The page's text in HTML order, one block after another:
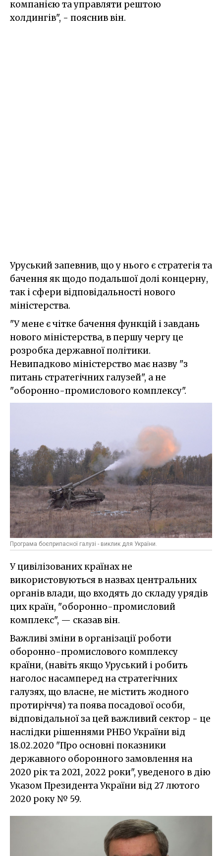
компанією та управляти рештою
холдингів", - пояснив він.
Уруський запевнив, що у нього є стратегія та
бачення як щодо подальшої долі концерну,
так і сфери відповідальності нового
міністерства.
"У мене є чітке бачення функцій і завдань
нового міністерства, в першу чергу це
розробка державної політики.
Невипадково міністерство має назву "з
питань стратегічних галузей", а не
"оборонно-промислового комплексу".
Програма боєприпасної галузі - виклик для України.
У цивілізованих країнах не
використовуються в назвах центральних
органів влади, що входять до складу урядів
цих країн, "оборонно-промисловий
комплекс", — сказав він.
Важливі зміни в організації роботи
оборонно-промислового комплексу
країни, (навіть якщо Уруський і робить
наголос насамперед на стратегічних
галузях, що власне, не містить жодного
протиріччя) та поява посадової особи,
відповідальної за цей важливий сектор - це
наслідки рішеннями РНБО України від
18.02.2020 "Про основні показники
державного оборонного замовлення на
2020 рік та 2021, 2022 роки", уведеного в дію
Указом Президента України від 27 лютого
2020 року № 59.